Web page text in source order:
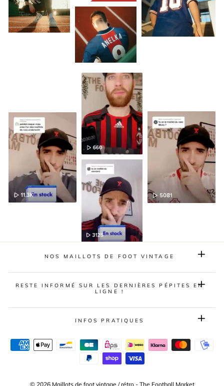
NOS MAILLOTS DE FOOT VINTAGE
RESTE INFORMÉ SUR LES DERNIÈRES PÉPITES EN
LIGNE !
INFOS PRATIQUES
© 2026 Maillots de foot vintage / rétro - The Football Market